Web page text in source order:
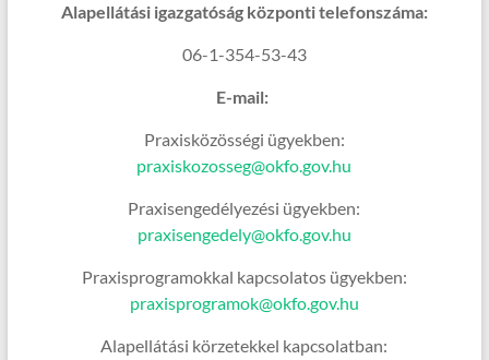
Alapellátási igazgatóság központi telefonszáma:
06-1-354-53-43
E-mail:
Praxisközösségi ügyekben:
praxiskozosseg@okfo.gov.hu
Praxisengedélyezési ügyekben:
praxisengedely@okfo.gov.hu
Praxisprogramokkal kapcsolatos ügyekben:
praxisprogramok@okfo.gov.hu
Alapellátási körzetekkel kapcsolatban: